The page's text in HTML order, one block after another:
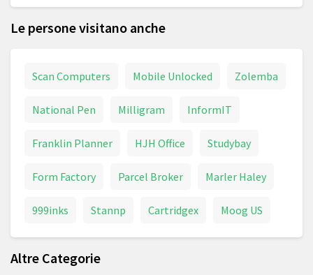
Le persone visitano anche
Scan Computers Mobile Unlocked Zolemba
National Pen Milligram InformIT
Franklin Planner HJH Office Studybay
Form Factory Parcel Broker Marler Haley
999inks Stannp Cartridgex Moog US
Altre Categorie